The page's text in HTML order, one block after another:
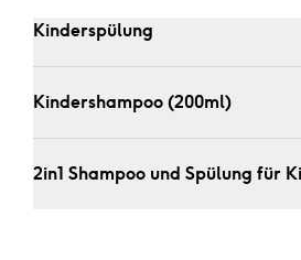
Kindershampoo (200ml)
2in1 Shampoo und Spülung für